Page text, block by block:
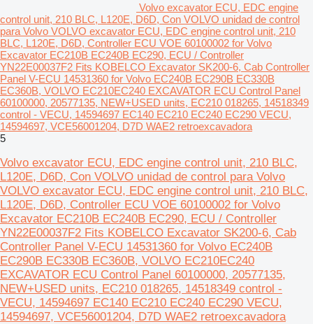
Volvo excavator ECU, EDC engine
control unit, 210 BLC, L120E, D6D, Con VOLVO unidad de control
para Volvo VOLVO excavator ECU, EDC engine control unit, 210
BLC, L120E, D6D, Controller ECU VOE 60100002 for Volvo
Excavator EC210B EC240B EC290, ECU / Controller
YN22E00037F2 Fits KOBELCO Excavator SK200-6, Cab Controller
Panel V-ECU 14531360 for Volvo EC240B EC290B EC330B
EC360B, VOLVO EC210EC240 EXCAVATOR ECU Control Panel
60100000, 20577135, NEW+USED units, EC210 018265, 14518349
control - VECU, 14594697 EC140 EC210 EC240 EC290 VECU,
14594697, VCE56001204, D7D WAE2 retroexcavadora
5
Volvo excavator ECU, EDC engine control unit, 210 BLC,
L120E, D6D, Con VOLVO unidad de control para Volvo
VOLVO excavator ECU, EDC engine control unit, 210 BLC,
L120E, D6D, Controller ECU VOE 60100002 for Volvo
Excavator EC210B EC240B EC290, ECU / Controller
YN22E00037F2 Fits KOBELCO Excavator SK200-6, Cab
Controller Panel V-ECU 14531360 for Volvo EC240B
EC290B EC330B EC360B, VOLVO EC210EC240
EXCAVATOR ECU Control Panel 60100000, 20577135,
NEW+USED units, EC210 018265, 14518349 control -
VECU, 14594697 EC140 EC210 EC240 EC290 VECU,
14594697, VCE56001204, D7D WAE2 retroexcavadora